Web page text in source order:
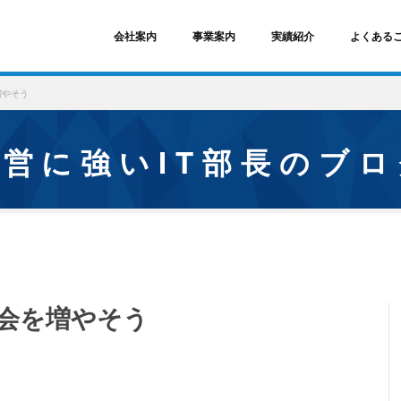
会社案内 事業案内 実績紹介 よくある
そう
経営に強いIT部長のブロ
を増やそう